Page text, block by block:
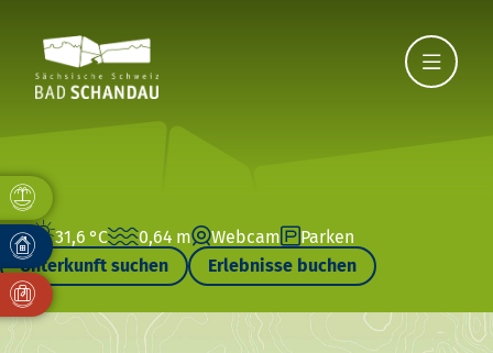
31,6 °C 0,64 m Webcam
Parken
Unterkunft suchen
Erlebnisse buchen